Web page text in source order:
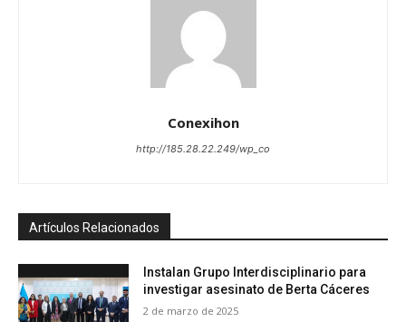
Conexihon
http://185.28.22.249/wp_co
Artículos Relacionados
Instalan Grupo Interdisciplinario para
investigar asesinato de Berta Cáceres
2 de marzo de 2025